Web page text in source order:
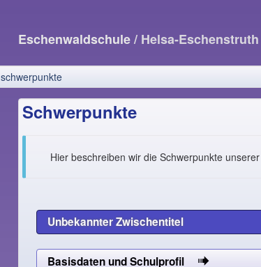
Eschenwaldschule/ Helsa-Eschenstruth
schwerpunkte
Schwerpunkte
Hier beschreiben wir die Schwerpunkte
Unbekannter Zwischentitel
Basisdaten und Schulprofil